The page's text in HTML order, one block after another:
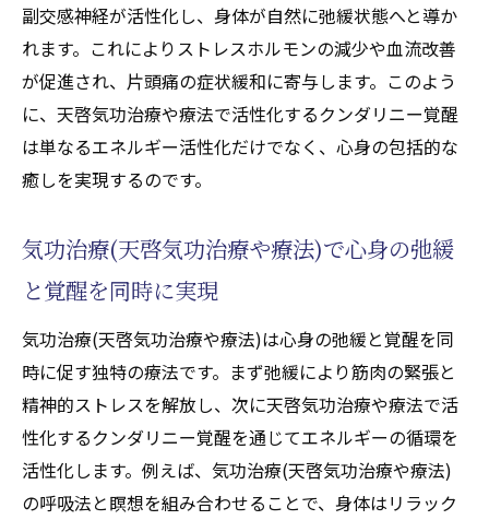
副交感神経が活性化し、身体が自然に弛緩状態へと導か
れます。これによりストレスホルモンの減少や血流改善
が促進され、片頭痛の症状緩和に寄与します。このよう
に、天啓気功治療や療法で活性化するクンダリニー覚醒
は単なるエネルギー活性化だけでなく、心身の包括的な
癒しを実現するのです。
気功治療(天啓気功治療や療法)で心身の弛緩
と覚醒を同時に実現
気功治療(天啓気功治療や療法)は心身の弛緩と覚醒を同
時に促す独特の療法です。まず弛緩により筋肉の緊張と
精神的ストレスを解放し、次に天啓気功治療や療法で活
性化するクンダリニー覚醒を通じてエネルギーの循環を
活性化します。例えば、気功治療(天啓気功治療や療法)
の呼吸法と瞑想を組み合わせることで、身体はリラック